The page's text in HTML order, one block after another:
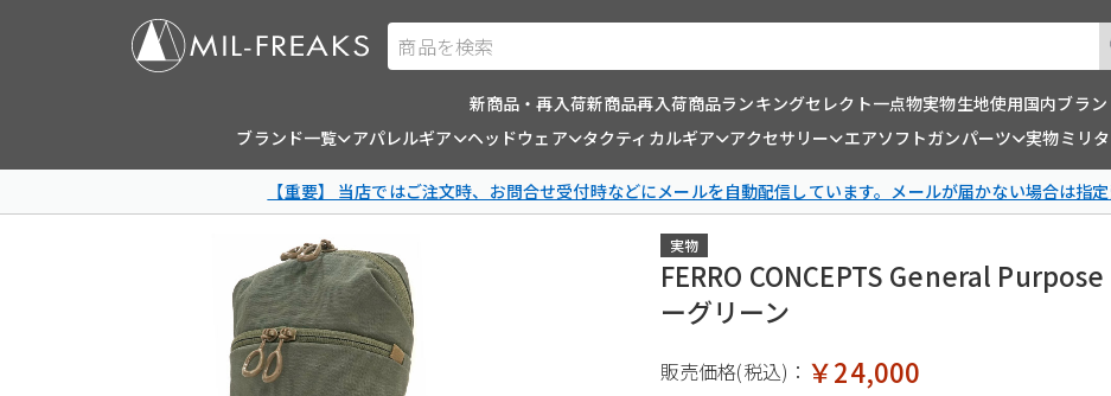
商品を検索
新商品・再入荷新商品再入荷商品ランキングセレクト一点物実物生地使用国内ブラン
ブランド一覧
アパレルギア ヘッドウェア タクティカルギア アクセサリー エアソフトガンパーツ 実物ミリ
【重要】 当店ではご注文時、お問合せ受付時などにメールを自動配信しています。メールが届かない場合は指定
実物
FERRO CONCEPTS General
ーグリーン
販売価格(税込)： ￥24,000